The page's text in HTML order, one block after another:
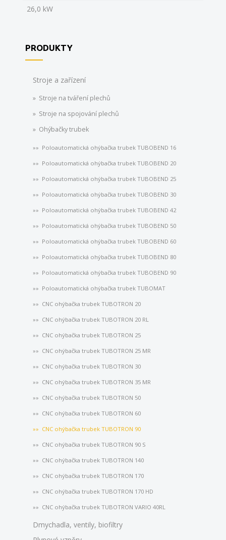
26,0 kW
PRODUKTY
Stroje a zařízení
Stroje na tváření plechů
Stroje na spojování plechů
Ohýbačky trubek
Poloautomatická ohýbačka trubek TUBOBEND 16
Poloautomatická ohýbačka trubek TUBOBEND 20
Poloautomatická ohýbačka trubek TUBOBEND 25
Poloautomatická ohýbačka trubek TUBOBEND 30
Poloautomatická ohýbačka trubek TUBOBEND 42
Poloautomatická ohýbačka trubek TUBOBEND 50
Poloautomatická ohýbačka trubek TUBOBEND 60
Poloautomatická ohýbačka trubek TUBOBEND 80
Poloautomatická ohýbačka trubek TUBOBEND 90
Poloautomatická ohýbačka trubek TUBOMAT
CNC ohýbačka trubek TUBOTRON 20
CNC ohýbačka trubek TUBOTRON 20 RL
CNC ohýbačka trubek TUBOTRON 25
CNC ohýbačka trubek TUBOTRON 25 MR
CNC ohýbačka trubek TUBOTRON 30
CNC ohýbačka trubek TUBOTRON 35 MR
CNC ohýbačka trubek TUBOTRON 50
CNC ohýbačka trubek TUBOTRON 60
CNC ohýbačka trubek TUBOTRON 90
CNC ohýbačka trubek TUBOTRON 90 S
CNC ohýbačka trubek TUBOTRON 140
CNC ohýbačka trubek TUBOTRON 170
CNC ohýbačka trubek TUBOTRON 170 HD
CNC ohýbačka trubek TUBOTRON VARIO 40RL
Dmychadla, ventily, biofiltry